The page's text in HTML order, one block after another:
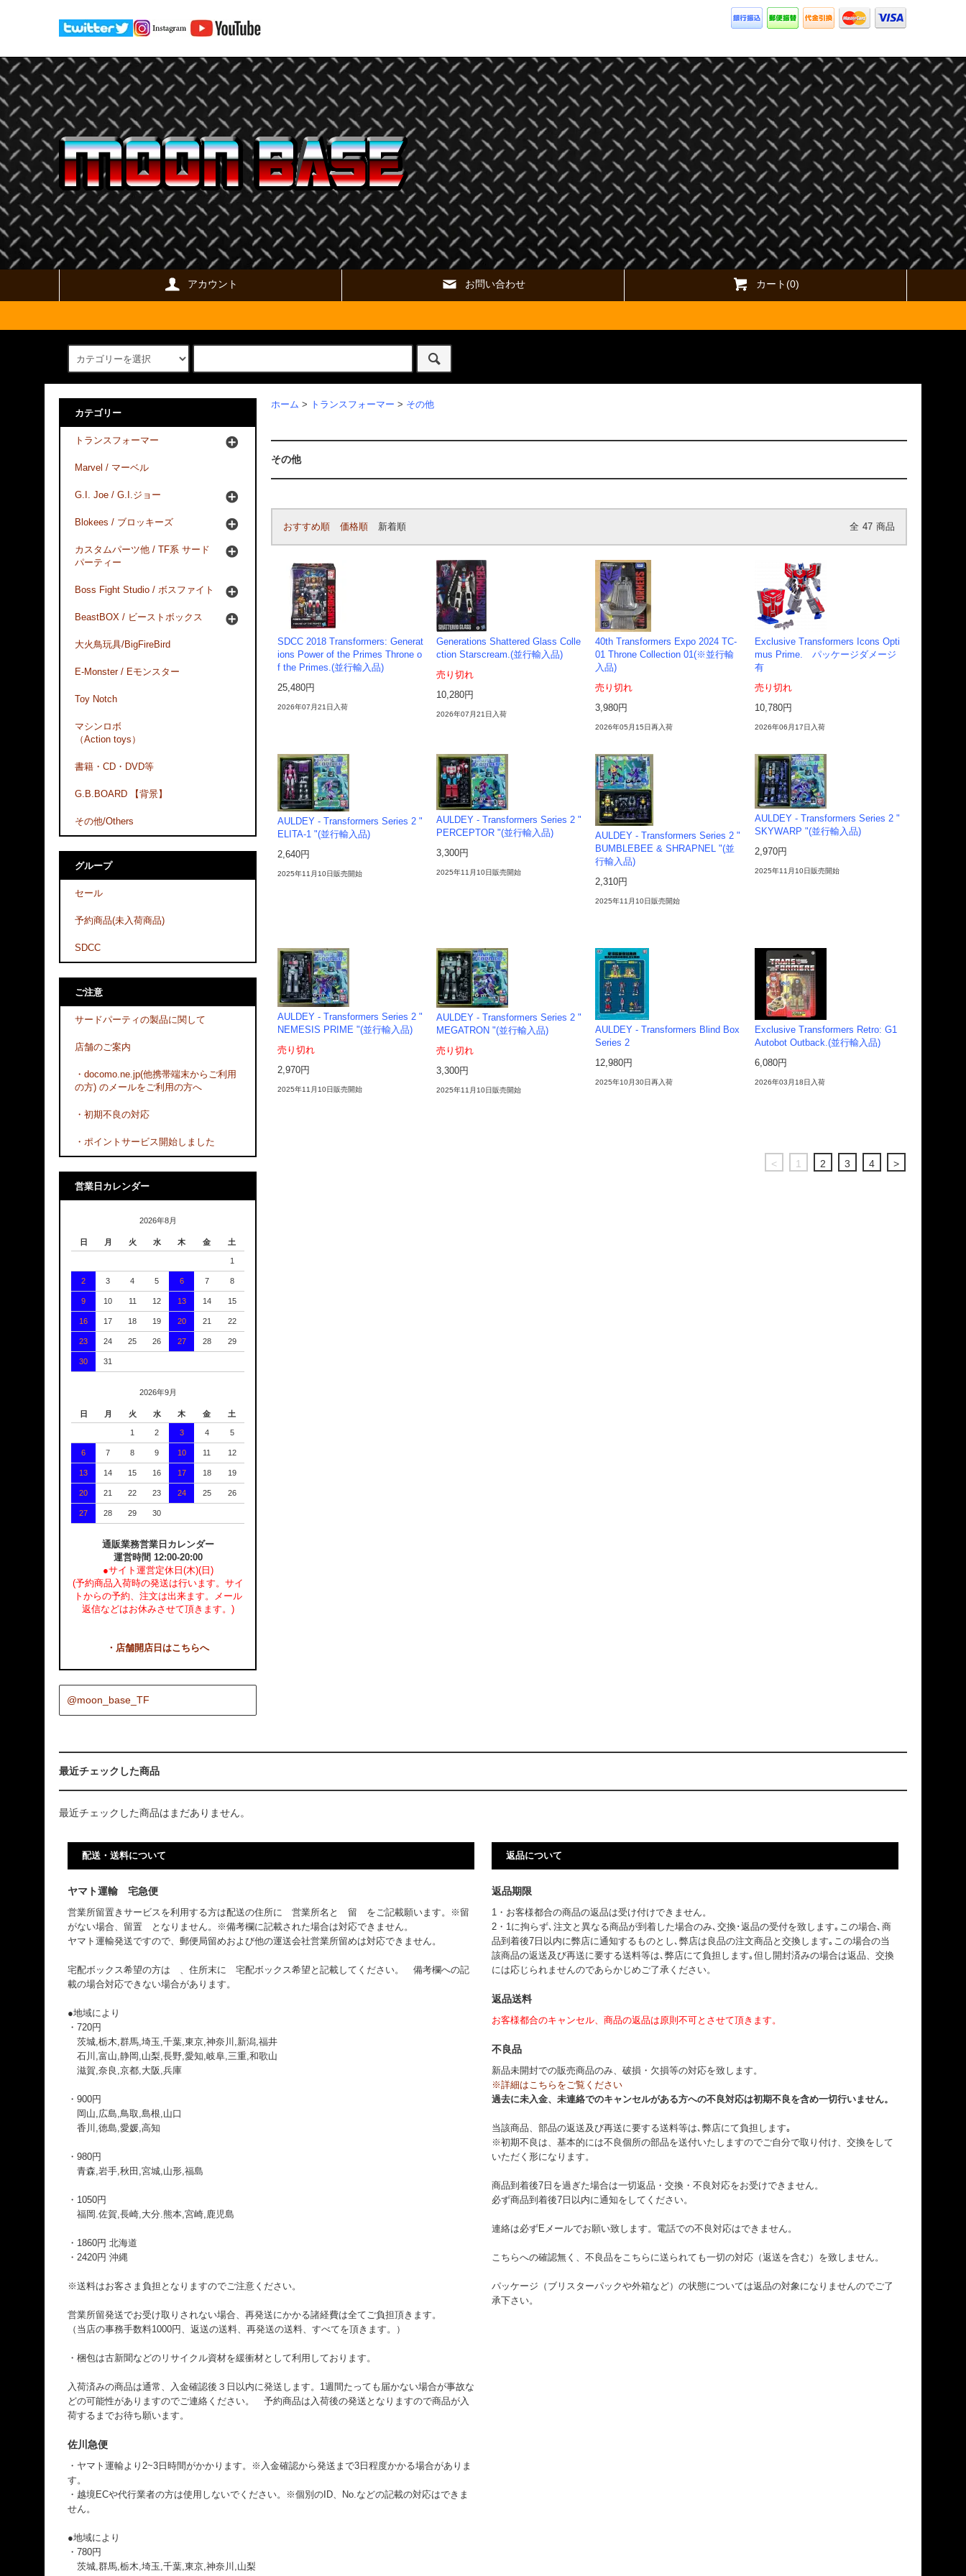
アカウント お問い合わせ カート(0)
ホーム > トランスフォーマー > その他
その他
おすすめ順 価格順 新着順 全 47 商品
SDCC 2018 Transformers: Generat
ions Power of the Primes Throne o
f the Primes.(並行輸入品)
25,480円
2026年07月21日入荷
Generations Shattered Glass Colle
ction Starscream.(並行輸入品)
売り切れ
10,280円
2026年07月21日入荷
40th Transformers Expo 2024 TC-
01 Throne Collection 01(※並行輸
入品)
売り切れ
3,980円
2026年05月15日再入荷
Exclusive Transformers Icons Opti
mus Prime. パッケージダメージ
有
売り切れ
10,780円
2026年06月17日入荷
AULDEY - Transformers Series 2 "
ELITA-1 "(並行輸入品)
2,640円
2025年11月10日販売開始
AULDEY - Transformers Series 2 "
PERCEPTOR "(並行輸入品)
3,300円
2025年11月10日販売開始
AULDEY - Transformers Series 2 "
BUMBLEBEE & SHRAPNEL "(並
行輸入品)
2,310円
2025年11月10日販売開始
AULDEY - Transformers Series 2 "
SKYWARP "(並行輸入品)
2,970円
2025年11月10日販売開始
AULDEY - Transformers Series 2 "
NEMESIS PRIME "(並行輸入品)
売り切れ
2,970円
2025年11月10日販売開始
AULDEY - Transformers Series 2 "
MEGATRON "(並行輸入品)
売り切れ
3,300円
2025年11月10日販売開始
AULDEY - Transformers Blind Box
Series 2
12,980円
2025年10月30日再入荷
Exclusive Transformers Retro: G1
Autobot Outback.(並行輸入品)
6,080円
2026年03月18日入荷
< 1 2 3 4 >
カテゴリー
トランスフォーマー
Marvel / マーベル
G.I. Joe / G.I.ジョー
Blokees / ブロッキーズ
カスタムパーツ他 / TF系 サード
パーティー
Boss Fight Studio / ボスファイト
BeastBOX / ビーストボックス
大火鳥玩具/BigFireBird
E-Monster / Eモンスター
Toy Notch
マシンロボ
（Action toys）
書籍・CD・DVD等
G.B.BOARD 【背景】
その他/Others
グループ
セール
予約商品(未入荷商品)
SDCC
ご注意
サードパーティの製品に関して
店舗のご案内
・docomo.ne.jp(他携帯端末からご利用
の方) のメールをご利用の方へ
・初期不良の対応
・ポイントサービス開始しました
営業日カレンダー
2026年8月
日 月 火 水 木 金 土
1
2 3 4 5 6 7 8
9 10 11 12 13 14 15
16 17 18 19 20 21 22
23 24 25 26 27 28 29
30 31
2026年9月
日 月 火 水 木 金 土
1 2 3 4 5
6 7 8 9 10 11 12
13 14 15 16 17 18 19
20 21 22 23 24 25 26
27 28 29 30
通販業務営業日カレンダー
運営時間 12:00-20:00
●サイト運営定休日(木)(日)
(予約商品入荷時の発送は行います。サイ
トからの予約、注文は出来ます。メール
返信などはお休みさせて頂きます。)
・店舗開店日はこちらへ
@moon_base_TF
最近チェックした商品
最近チェックした商品はまだありません。
配送・送料について
ヤマト運輸 宅急便
営業所留置きサービスを利用する方は配送の住所に 営業所名と 留 をご記載願います。※留
がない場合、留置 となりません。※備考欄に記載された場合は対応できません。
ヤマト運輸発送ですので、郵便局留めおよび他の運送会社営業所留めは対応できません。
宅配ボックス希望の方は 、住所末に 宅配ボックス希望と記載してください。 備考欄への記
載の場合対応できない場合があります。
●地域により
・720円
茨城,栃木,群馬,埼玉,千葉,東京,神奈川,新潟,福井
石川,富山,静岡,山梨,長野,愛知,岐阜,三重,和歌山
滋賀,奈良,京都,大阪,兵庫
・900円
岡山,広島,鳥取,島根,山口
香川,徳島,愛媛,高知
・980円
青森,岩手,秋田,宮城,山形,福島
・1050円
福岡.佐賀,長崎,大分.熊本,宮崎,鹿児島
・1860円 北海道
・2420円 沖縄
※送料はお客さま負担となりますのでご注意ください。
営業所留発送でお受け取りされない場合、再発送にかかる諸経費は全てご負担頂きます。
（当店の事務手数料1000円、返送の送料、再発送の送料、すべてを頂きます。）
・梱包は古新聞などのリサイクル資材を緩衝材として利用しております。
入荷済みの商品は通常、入金確認後３日以内に発送します。1週間たっても届かない場合が事故な
どの可能性がありますのでご連絡ください。 予約商品は入荷後の発送となりますので商品が入
荷するまでお待ち願います。
佐川急便
・ヤマト運輸より2~3日時間がかかります。※入金確認から発送まで3日程度かかる場合がありま
す。
・越境ECや代行業者の方は使用しないでください。※個別のID、No.などの記載の対応はできま
せん。
●地域により
・780円
茨城,群馬,栃木,埼玉,千葉,東京,神奈川,山梨
返品について
返品期限
1・お客様都合の商品の返品は受け付けできません。
2・1に拘らず､注文と異なる商品が到着した場合のみ､交換･返品の受付を致します｡この場合､商
品到着後7日以内に弊店に通知するものとし､弊店は良品の注文商品と交換します｡この場合の当
該商品の返送及び再送に要する送料等は､弊店にて負担します｡但し開封済みの場合は返品、交換
には応じられませんのであらかじめご了承ください。
返品送料
お客様都合のキャンセル、商品の返品は原則不可とさせて頂きます。
不良品
新品未開封での販売商品のみ、破損・欠損等の対応を致します。
※詳細はこちらをご覧ください
過去に未入金、未連絡でのキャンセルがある方への不良対応は初期不良を含め一切行いません。
当該商品、部品の返送及び再送に要する送料等は､弊店にて負担します｡
※初期不良は、基本的には不良個所の部品を送付いたしますのでご自分で取り付け、交換をして
いただく形になります。
商品到着後7日を過ぎた場合は一切返品・交換・不良対応をお受けできません。
必ず商品到着後7日以内に通知をしてください。
連絡は必ずEメールでお願い致します。電話での不良対応はできません。
こちらへの確認無く、不良品をこちらに送られても一切の対応（返送を含む）を致しません。
パッケージ（ブリスターパックや外箱など）の状態については返品の対象になりませんのでご了
承下さい。